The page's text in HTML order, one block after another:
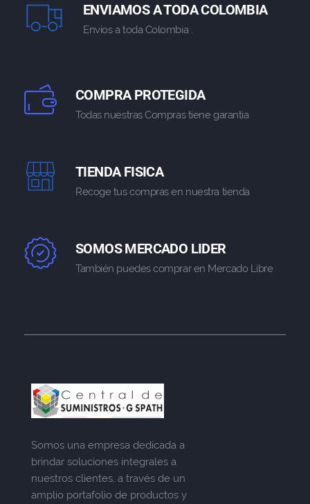
ENVIAMOS A TODA COLOMBIA
Envios a toda Colombia .
COMPRA PROTEGIDA
Todas nuestras Compras tiene garantia
TIENDA FISICA
Recoge tus compras en nuestra tienda
SOMOS MERCADO LIDER
También puedes comprar en Mercado Libre
Somos una empresa dedicada a
brindar soluciones integrales a
nuestros clientes, a través de un
amplio portafolio de productos y